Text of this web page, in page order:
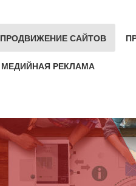
ПРОДВИЖЕНИЕ САЙТОВ
МЕДИЙНАЯ РЕКЛАМА